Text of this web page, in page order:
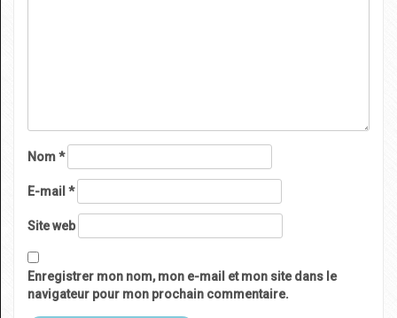
Nom*
E-mail *
Site web
Enregistrer mon nom, mon e-mail et mon site dans le
navigateur pour mon prochain commentaire.